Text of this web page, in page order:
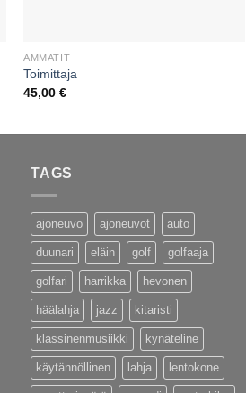
AMMATIT
Toimittaja
45,00€
TAGS
ajoneuvo ajoneuvot auto
duunari eläin golf golfaaja
golfari harrikka hevonen
häälahja jazz kitaristi
klassinenmusiikki kynäteline
käytännöllinen lahja lentokone